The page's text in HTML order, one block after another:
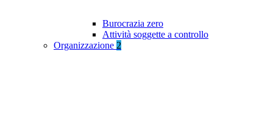
Burocrazia zero
Attività soggette a controllo
Organizzazione 2